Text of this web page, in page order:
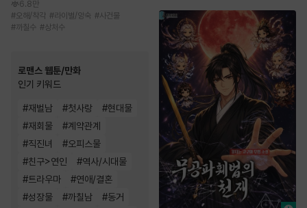
6.8만
#오해/착각 #라이벌/앙숙 #사건물
#까칠수 #상처수
로맨스 웹툰/만화
인기 키워드
#재벌남 #첫사랑 #현대물
#재회물 #계약관계
#직진녀 #오피스물
#친구>연인 #역사/시대물
#트라우마 #연애/결혼
#성장물 #까칠남 #동거